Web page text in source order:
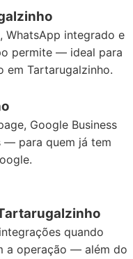
WhatsApp integrado e
permite — ideal para
em Tartarugalzinho.
Google Business
— para quem já tem
quando
a operação — além do